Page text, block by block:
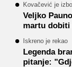
Kovačević je
Veljko
martu dobiti
Iskreno je rekao
Legenda
pitanje: